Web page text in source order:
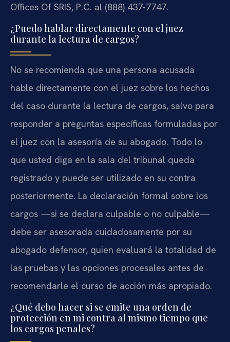
Offices Of SRIS, P.C. al (888) 437-7747.
¿Puedo hablar directamente con el juez
durante la lectura de cargos?
No se recomienda que una persona acusada
hable directamente con el juez sobre los hechos
del caso durante la lectura de cargos, salvo para
responder a preguntas específicas formuladas por
el juez con la asesoría de su abogado. Todo lo
que usted diga en la sala del tribunal queda
registrado y puede ser utilizado en su contra
posteriormente. La declaración formal sobre los
cargos —si se declara culpable o no culpable—
debe ser asesorada cuidadosamente por su
abogado defensor, quien evaluará la totalidad de
las pruebas y las opciones procesales antes de
recomendarle el curso de acción más apropiado.
¿Qué debo hacer si se emite una orden de
protección en mi contra al mismo tiempo que
los cargos penales?